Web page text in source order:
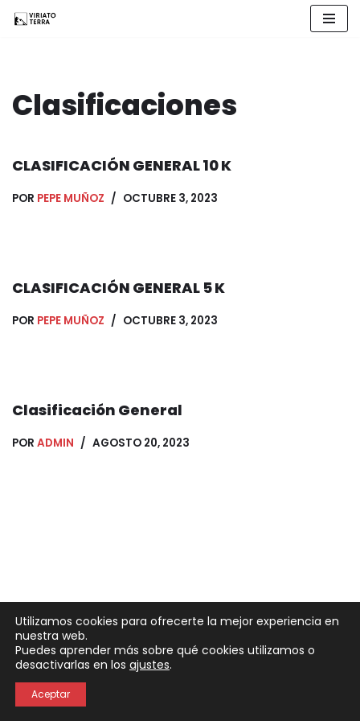
Clasificaciones
CLASIFICACIÓN GENERAL 10 K
POR PEPE MUÑOZ OCTUBRE 3, 2023
CLASIFICACIÓN GENERAL 5 K
POR PEPE MUÑOZ OCTUBRE 3, 2023
Clasificación General
POR ADMIN AGOSTO 20, 2023
Neve| Funciona gracias aWordPress
Política de Privacidad
Utilizamos cookies para ofrecerte la mejor experiencia en
nuestra web.
Puedes aprender más sobre qué cookies utilizamos o
desactivarlas en los ajustes.
Aceptar